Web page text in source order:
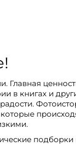
Главная
в книгах и
подборки